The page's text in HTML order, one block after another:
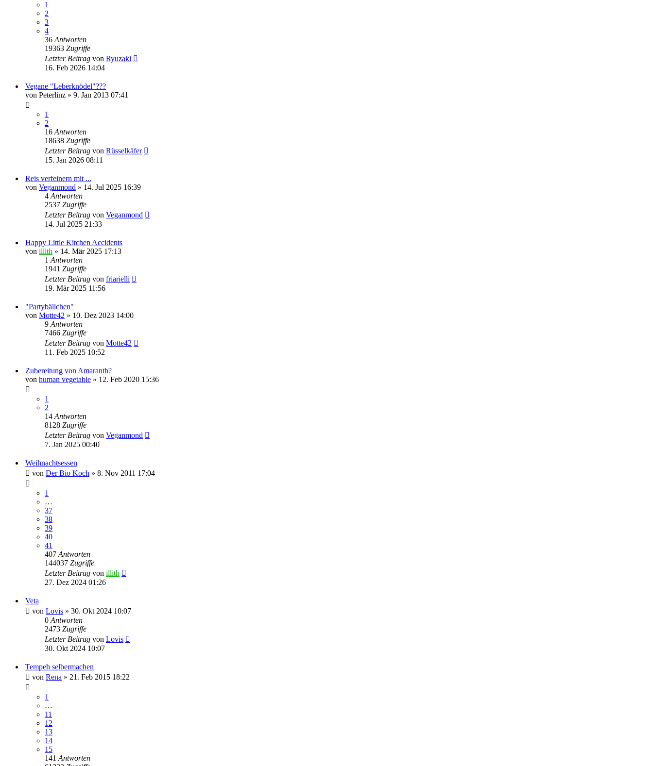
1
2
3
4
36Antworten
19363 Zugriffe
Letzter Beitrag von Ryuzaki
16. Feb 2026 14:04
Vegane "Leberknödel"???
von Peterlinz » 9. Jan 2013 07:41
1
2
16Antworten
18638 Zugriffe
Letzter Beitrag von Rüsselkäfer
15. Jan 2026 08:11
Reis verfeinern mit ...
von Veganmond » 14. Jul 2025 16:39
4Antworten
2537 Zugriffe
Letzter Beitrag von Veganmond
14. Jul 2025 21:33
Happy Little Kitchen Accidents
von illith » 14. Mär 2025 17:13
1Antworten
1941 Zugriffe
Letzter Beitrag von friarielli
19. Mär 2025 11:56
"Partybällchen"
von Motte42 » 10. Dez 2023 14:00
9Antworten
7466 Zugriffe
Letzter Beitrag von Motte42
11. Feb 2025 10:52
Zubereitung von Amaranth?
von human vegetable » 12. Feb 2020 15:36
1
2
14Antworten
8128 Zugriffe
Letzter Beitrag von Veganmond
7. Jan 2025 00:40
Weihnachtsessen
von Der Bio Koch » 8. Nov 2011 17:04
1
…
37
38
39
40
41
407Antworten
144037 Zugriffe
Letzter Beitrag von illith
27. Dez 2024 01:26
Veta
von Lovis » 30. Okt 2024 10:07
0Antworten
2473 Zugriffe
Letzter Beitrag von Lovis
30. Okt 2024 10:07
Tempeh selbermachen
von Rena » 21. Feb 2015 18:22
1
…
11
12
13
14
15
141Antworten